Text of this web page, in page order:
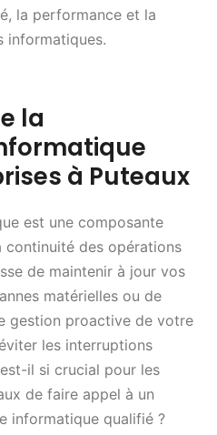
la performance et la
informatiques.
la
à Puteaux
est une composante
continuité des opérations
de maintenir à jour vos
matérielles ou de
gestion proactive de votre
les interruptions
il si crucial pour les
de faire appel à un
informatique qualifié ?